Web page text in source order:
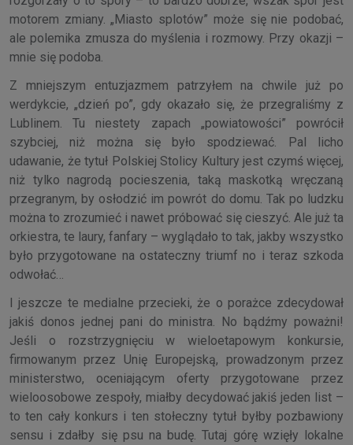
motorem zmiany. „Miasto splotów” może się nie podobać,
ale polemika zmusza do myślenia i rozmowy. Przy okazji –
mnie się podoba.
Z mniejszym entuzjazmem patrzyłem na chwile już po
werdykcie, „dzień po”, gdy okazało się, że przegraliśmy z
Lublinem. Tu niestety zapach „powiatowości” powrócił
szybciej, niż można się było spodziewać. Pal licho
udawanie, że tytuł Polskiej Stolicy Kultury jest czymś więcej,
niż tylko nagrodą pocieszenia, taką maskotką wręczaną
przegranym, by osłodzić im powrót do domu. Tak po ludzku
można to zrozumieć i nawet próbować się cieszyć. Ale już ta
orkiestra, te laury, fanfary – wyglądało to tak, jakby wszystko
było przygotowane na ostateczny triumf no i teraz szkoda
odwołać…
I jeszcze te medialne przecieki, że o porażce zdecydował
jakiś donos jednej pani do ministra. No bądźmy poważni!
Jeśli o rozstrzygnięciu w wieloetapowym konkursie,
firmowanym przez Unię Europejską, prowadzonym przez
ministerstwo, oceniającym oferty przygotowane przez
wieloosobowe zespoły, miałby decydować jakiś jeden list –
to ten cały konkurs i ten stołeczny tytuł byłby pozbawiony
sensu i zdałby się psu na budę. Tutaj górę wzięły lokalne